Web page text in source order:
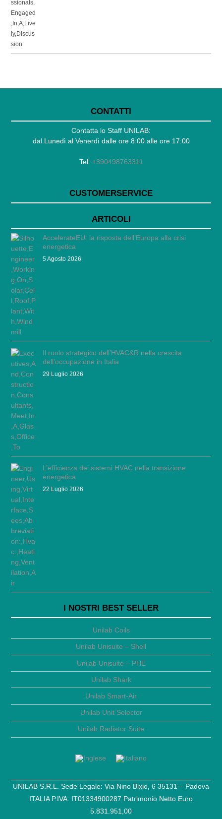
CONTATTI
Contatta lo Staff UNILAB:
dal Lunedì al Venerdì dalle ore 8:00 alle ore 17:00
Tel: +390498763311
CUSTOMERSERVICE
ARTICOLI
AccelerateEU: la risposta dell’Europa alla crisi
energetica
5 Agosto 2026
Il ruolo strategico dell’HVAC&R nella crescita
dell’occupazione in Italia
29 Luglio 2026
L’efficienza dei sistemi HVAC nella transizione
energetica
22 Luglio 2026
I NOSTRI BEST SELLER
Unilab Coils
Unilab Unisuite – Shell
Unilab Unisuite – PHE
Unilab Shark
Unilab Smart-Air
Unilab Unit Selector
Unilab Radiator Suite
UNILAB S.R.L. Sede Legale: Via Nino Bixio, 6 35131 – Padova
ITALIA P.IVA: IT01334900287 Patrimonio Netto Euro
5.831.951,00